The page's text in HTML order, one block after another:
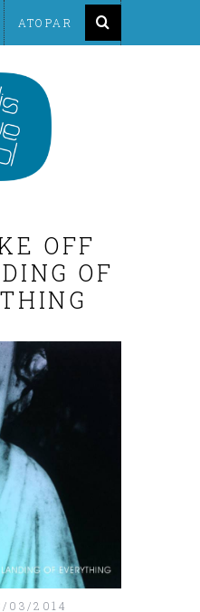
OFF
OF
03/2014